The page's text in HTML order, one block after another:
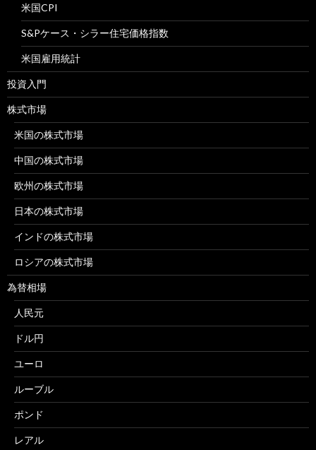
米国CPI
S&Pケース・シラー住宅価格指数
米国雇用統計
投資入門
株式市場
米国の株式市場
中国の株式市場
欧州の株式市場
日本の株式市場
インドの株式市場
ロシアの株式市場
為替相場
人民元
ドル円
ユーロ
ルーブル
ポンド
レアル